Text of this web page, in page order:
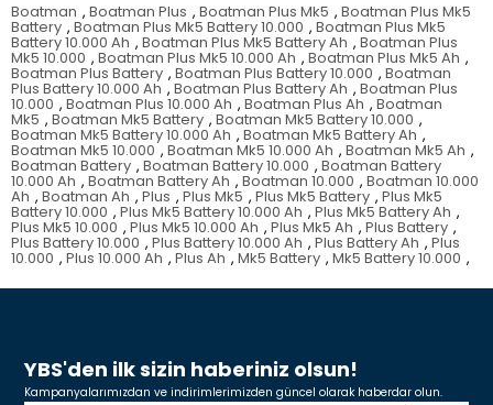
Boatman , Boatman Plus , Boatman Plus Mk5 , Boatman Plus Mk5
Battery , Boatman Plus Mk5 Battery 10.000 , Boatman Plus Mk5
Battery 10.000 Ah , Boatman Plus Mk5 Battery Ah , Boatman Plus
Mk5 10.000 , Boatman Plus Mk5 10.000 Ah , Boatman Plus Mk5 Ah ,
Boatman Plus Battery , Boatman Plus Battery 10.000 , Boatman
Plus Battery 10.000 Ah , Boatman Plus Battery Ah , Boatman Plus
10.000 , Boatman Plus 10.000 Ah , Boatman Plus Ah , Boatman
Mk5 , Boatman Mk5 Battery , Boatman Mk5 Battery 10.000 ,
Boatman Mk5 Battery 10.000 Ah , Boatman Mk5 Battery Ah ,
Boatman Mk5 10.000 , Boatman Mk5 10.000 Ah , Boatman Mk5 Ah ,
Boatman Battery , Boatman Battery 10.000 , Boatman Battery
10.000 Ah , Boatman Battery Ah , Boatman 10.000 , Boatman 10.000
Ah , Boatman Ah , Plus , Plus Mk5 , Plus Mk5 Battery , Plus Mk5
Battery 10.000 , Plus Mk5 Battery 10.000 Ah , Plus Mk5 Battery Ah ,
Plus Mk5 10.000 , Plus Mk5 10.000 Ah , Plus Mk5 Ah , Plus Battery ,
Plus Battery 10.000 , Plus Battery 10.000 Ah , Plus Battery Ah , Plus
10.000 , Plus 10.000 Ah , Plus Ah , Mk5 Battery , Mk5 Battery 10.000 ,
YBS'den ilk sizin haberiniz olsun!
Kampanyalarımızdan ve indirimlerimizden güncel olarak haberdar olun.